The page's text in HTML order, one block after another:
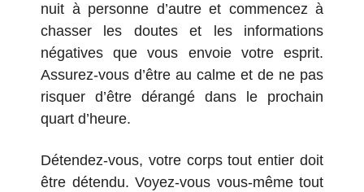
nuit à personne d’autre et commencez à
chasser les doutes et les informations
négatives que vous envoie votre esprit.
Assurez-vous d’être au calme et de ne pas
risquer d’être dérangé dans le prochain
quart d’heure.
Détendez-vous, votre corps tout entier doit
être détendu. Voyez-vous vous-même tout